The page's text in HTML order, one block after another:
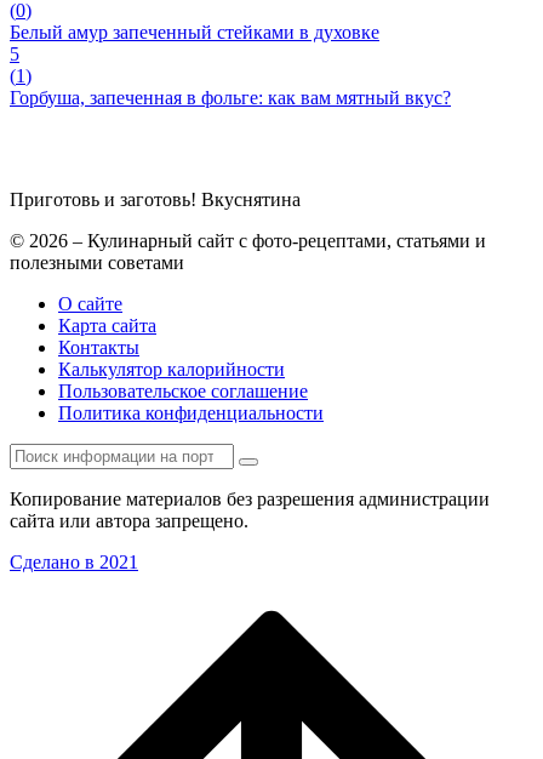
(0)
Белый амур запеченный стейками в духовке
5
(1)
Горбуша, запеченная в фольге: как вам мятный вкус?
Приготовь и заготовь! Вкуснятина
© 2026 – Кулинарный сайт с фото-рецептами, статьями и
полезными советами
О сайте
Карта сайта
Контакты
Калькулятор калорийности
Пользовательское соглашение
Политика конфиденциальности
Копирование материалов без разрешения администрации
сайта или автора запрещено.
Сделано в 2021